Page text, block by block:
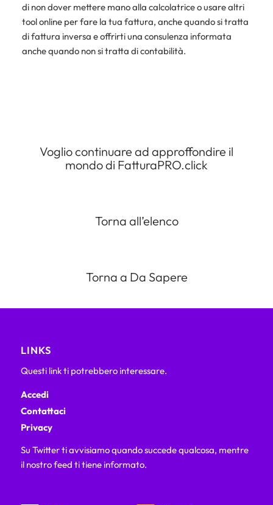
di non dover mettere mano alla calcolatrice o usare altri
tool online per fare la tua fattura, anche quando si tratta
di fattura inversa e offrirti una consulenza informata
anche quando non si tratta di contabilità.
Voglio continuare ad approffondire il
mondo di FatturaPRO.click
Torna all’elenco
Torna a Da Sapere
LINKS
Questi link ti potrebbero interessare.
Accedi
Contattaci
Privacy
Su Twitter ti avvisiamo quando succede qualcosa, mentre
il nostro feed ti tiene informato.